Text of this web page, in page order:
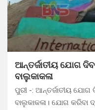
ଆନ୍ତର୍ଜାତୀୟ ଯୋଗ
ବାଲୁକାକଳା
ପୁରୀ -: ଆନ୍ତର୍ଜାତୀୟ
ବାଲୁକାକଳା। ଯୋଗ କରିବା